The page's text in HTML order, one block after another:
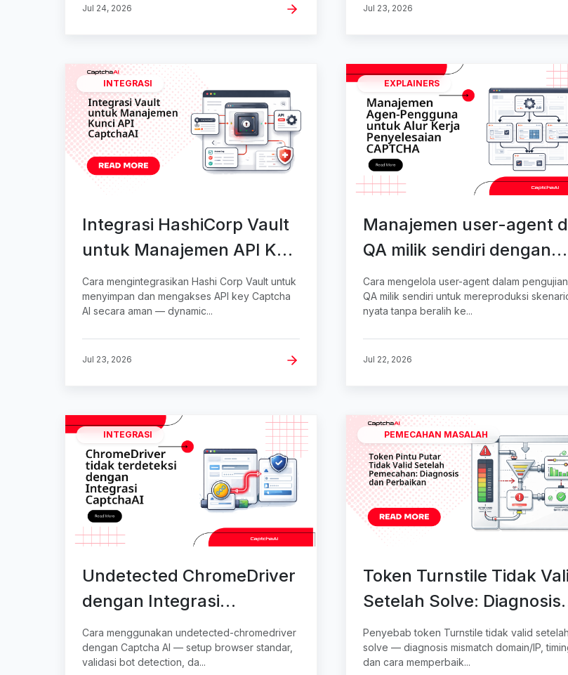
Jul 24, 2026 Jul 23, 2026
INTEGRASI
Integrasi HashiCorp Vault
untuk Manajemen API Key
CaptchaAI
Cara mengintegrasikan Hashi Corp Vault untuk
menyimpan dan mengakses API key Captcha
AI secara aman — dynamic...
Jul 23, 2026
EXPLAINERS
Manajemen user-agent
QA milik sendiri dengan
CaptchaAI
Cara mengelola user-agent dalam pengujian
QA milik sendiri untuk mereproduksi
nyata tanpa beralih ke...
Jul 22, 2026
INTEGRASI
Undetected ChromeDriver
dengan Integrasi
CaptchaAI
Cara menggunakan undetected-chromedriver
dengan Captcha AI — setup browser standar,
validasi bot detection, da...
PEMECAHAN MASALAH
Token Turnstile Tidak
Setelah Solve: Diagnosis
dan Perbaikan
Penyebab token Turnstile tidak valid setelah
solve — diagnosis mismatch domain/IP,
dan cara memperbaik...